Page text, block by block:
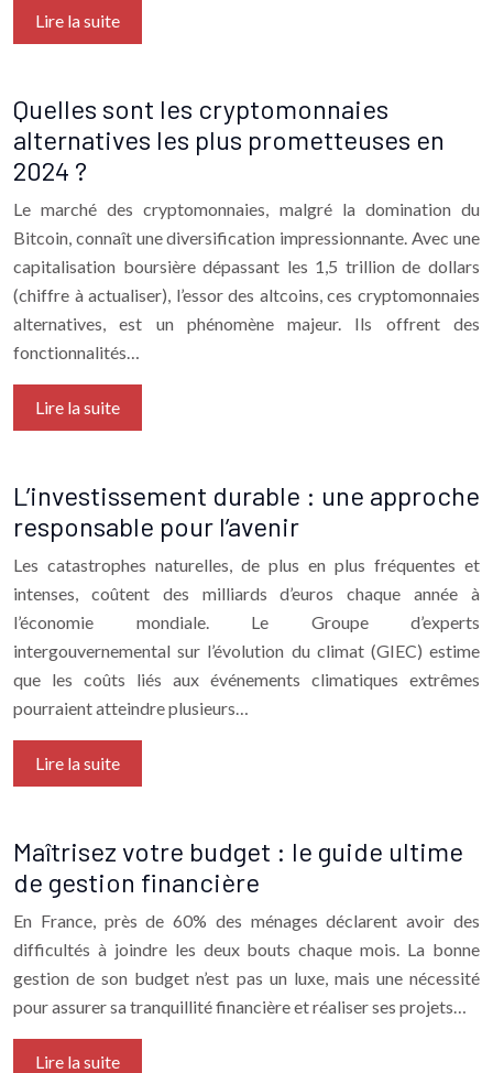
Lire la suite
Quelles sont les cryptomonnaies
alternatives les plus prometteuses en
2024 ?
Le marché des cryptomonnaies, malgré la domination du
Bitcoin, connaît une diversification impressionnante. Avec une
capitalisation boursière dépassant les 1,5 trillion de dollars
(chiffre à actualiser), l’essor des altcoins, ces cryptomonnaies
alternatives, est un phénomène majeur. Ils offrent des
fonctionnalités…
Lire la suite
L’investissement durable : une approche
responsable pour l’avenir
Les catastrophes naturelles, de plus en plus fréquentes et
intenses, coûtent des milliards d’euros chaque année à
l’économie mondiale. Le Groupe d’experts
intergouvernemental sur l’évolution du climat (GIEC) estime
que les coûts liés aux événements climatiques extrêmes
pourraient atteindre plusieurs…
Lire la suite
Maîtrisez votre budget : le guide ultime
de gestion financière
En France, près de 60% des ménages déclarent avoir des
difficultés à joindre les deux bouts chaque mois. La bonne
gestion de son budget n’est pas un luxe, mais une nécessité
pour assurer sa tranquillité financière et réaliser ses projets…
Lire la suite